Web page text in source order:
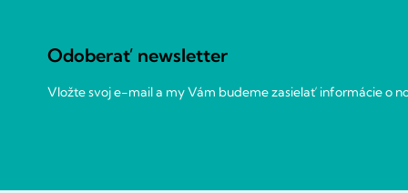
Odoberať newsletter
Vložte svoj e-mail a my Vám budeme zasielať informácie o